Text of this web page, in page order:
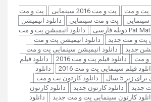
پت و مت پت و مت 2016 سینمایی
پت و مت
پت و مت سینمایی
دانلود انیمیشن
دانلود انیمیشن پت و مت
پت و مت جدید
دانلود انیمیشن پت و مت
جدید
دانلود انیمیشن سینمایی پت و مت
و مت دانلود فیلم پت و مت 2016
دانلود فیلم
فیلم سینمایی پت و مت 2016
دانلود
زیر 5 سال
دانلود کارتون پت و مت
جدید
دانلود کارتون جدید
دانلود کارتون
کارتون سینمایی پت و مت جدید
دانلود